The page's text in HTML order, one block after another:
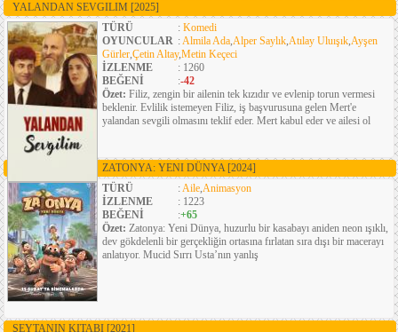
YALANDAN SEVGILIM [2025]
TÜRÜ
: Komedi
OYUNCULAR :Almila Ada,Alper Saylık,Atılay Uluışık,Ayşen
Gürler,Çetin Altay,Metin Keçeci
İZLENME
: 1260
BEĞENİ
:-42
Özet: Filiz, zengin bir ailenin tek kızıdır ve evlenip torun vermesi
beklenir. Evlilik istemeyen Filiz, iş başvurusuna gelen Mert'e
yalandan sevgili olmasını teklif eder. Mert kabul eder ve ailesi ol
ZATONYA: YENI DÜNYA [2024]
TÜRÜ
:Aile,Animasyon
İZLENME
: 1223
BEĞENİ
:+65
Özet: Zatonya: Yeni Dünya, huzurlu bir kasabayı aniden neon ışıklı,
dev gökdelenli bir gerçekliğin ortasına fırlatan sıra dışı bir macerayı
anlatıyor. Mucid Sırrı Usta’nın yanlış
ŞEYTANIN KITABI [2021]